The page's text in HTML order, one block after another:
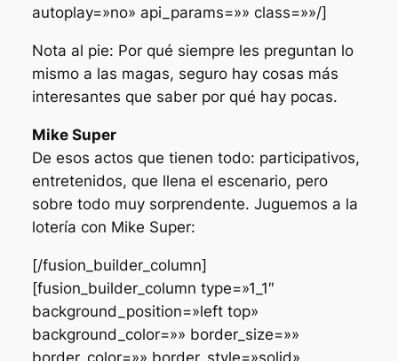
autoplay=»no» api_params=»» class=»»/]
Nota al pie: Por qué siempre les preguntan lo
mismo a las magas, seguro hay cosas más
interesantes que saber por qué hay pocas.
Mike Super
De esos actos que tienen todo: participativos,
entretenidos, que llena el escenario, pero
sobre todo muy sorprendente. Juguemos a la
lotería con Mike Super:
[/fusion_builder_column]
[fusion_builder_column type=»1_1″
background_position=»left top»
background_color=»» border_size=»»
border_color=»» border_style=»solid»